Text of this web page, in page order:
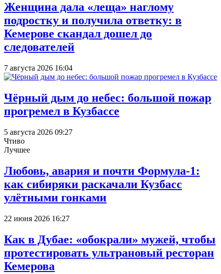
Женщина дала «леща» наглому
подростку и получила ответку: в
Кемерове скандал дошел до
следователей
7 августа 2026 16:04
Чёрный дым до небес: большой пожар
прогремел в Кузбассе
5 августа 2026 09:27
Чтиво
Лучшее
Любовь, авария и почти Формула-1:
как сибиряки раскачали Кузбасс
улётными гонками
22 июня 2026 16:27
Как в Дубае: «обокрали» мужей, чтобы
протестировать ультрановый ресторан
Кемерова